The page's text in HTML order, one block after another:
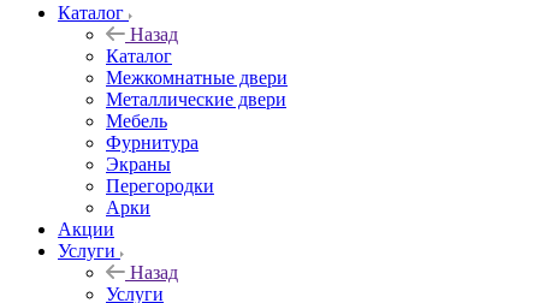
Каталог
Назад
Каталог
Межкомнатные двери
Металлические двери
Мебель
Фурнитура
Экраны
Перегородки
Арки
Акции
Услуги
Назад
Услуги